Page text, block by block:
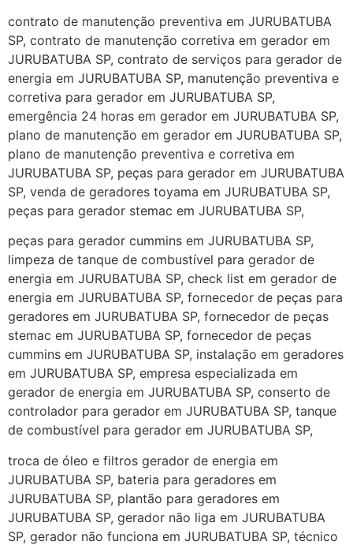
contrato de manutenção preventiva em JURUBATUBA
SP, contrato de manutenção corretiva em gerador em
JURUBATUBA SP, contrato de serviços para gerador de
energia em JURUBATUBA SP, manutenção preventiva e
corretiva para gerador em JURUBATUBA SP,
emergência 24 horas em gerador em JURUBATUBA SP,
plano de manutenção em gerador em JURUBATUBA SP,
plano de manutenção preventiva e corretiva em
JURUBATUBA SP, peças para gerador em JURUBATUBA
SP, venda de geradores toyama em JURUBATUBA SP,
peças para gerador stemac em JURUBATUBA SP,
peças para gerador cummins em JURUBATUBA SP,
limpeza de tanque de combustível para gerador de
energia em JURUBATUBA SP, check list em gerador de
energia em JURUBATUBA SP, fornecedor de peças para
geradores em JURUBATUBA SP, fornecedor de peças
stemac em JURUBATUBA SP, fornecedor de peças
cummins em JURUBATUBA SP, instalação em geradores
em JURUBATUBA SP, empresa especializada em
gerador de energia em JURUBATUBA SP, conserto de
controlador para gerador em JURUBATUBA SP, tanque
de combustível para gerador em JURUBATUBA SP,
troca de óleo e filtros gerador de energia em
JURUBATUBA SP, bateria para geradores em
JURUBATUBA SP, plantão para geradores em
JURUBATUBA SP, gerador não liga em JURUBATUBA
SP, gerador não funciona em JURUBATUBA SP, técnico